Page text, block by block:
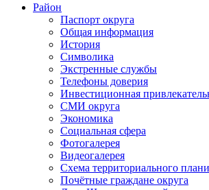
Район
Паспорт округа
Общая информация
История
Символика
Экстренные службы
Телефоны доверия
Инвестиционная
СМИ округа
Экономика
Социальная сфера
Фотогалерея
Видеогалерея
Схема территориального
Почётные граждане округа